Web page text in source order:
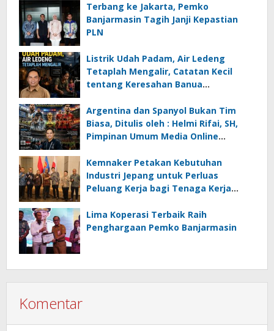
Terbang ke Jakarta, Pemko
Banjarmasin Tagih Janji Kepastian
PLN
Listrik Udah Padam, Air Ledeng
Tetaplah Mengalir, Catatan Kecil
tentang Keresahan Banua
Ancaman Lingkungan, Oleh : Helmi
Rifai, SH
Argentina dan Spanyol Bukan Tim
Biasa, Ditulis oleh : Helmi Rifai, SH,
Pimpinan Umum Media Online
Kemnaker Petakan Kebutuhan
Industri Jepang untuk Perluas
Peluang Kerja bagi Tenaga Kerja
Lima Koperasi Terbaik Raih
Penghargaan Pemko Banjarmasin
Komentar